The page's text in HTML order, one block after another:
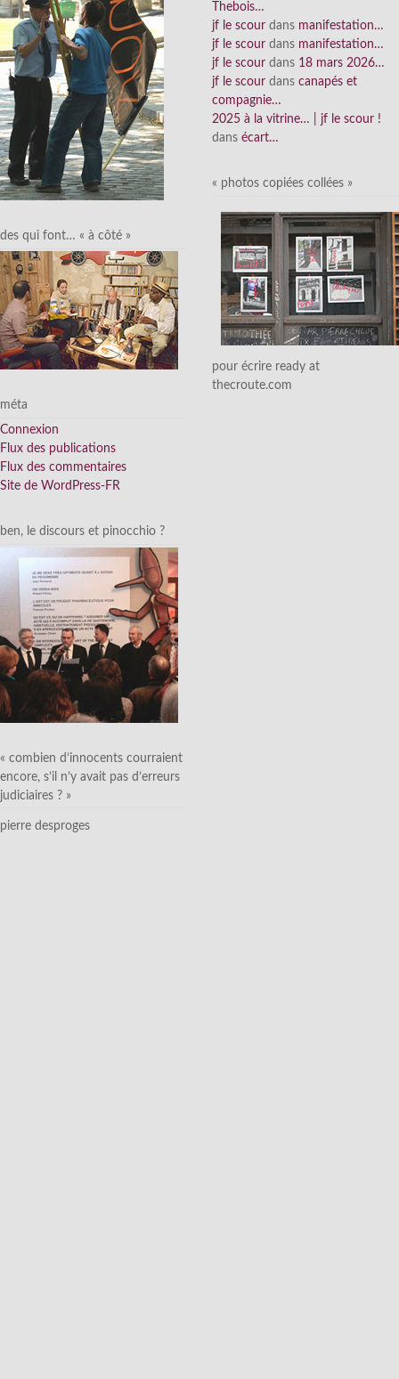
des qui font… « à côté »
méta
Connexion
Flux des publications
Flux des commentaires
Site de WordPress-FR
ben, le discours et pinocchio ?
« combien d’innocents courraient
encore, s’il n’y avait pas d’erreurs
judiciaires ? »
pierre desproges
Thebois…
jf le scour dans manifestation…
jf le scour dans manifestation…
jf le scour dans 18 mars 2026…
jf le scour dans canapés et
compagnie…
2025 à la vitrine… | jf le scour !
dans écart…
« photos copiées collées »
pour écrire ready at
thecroute.com